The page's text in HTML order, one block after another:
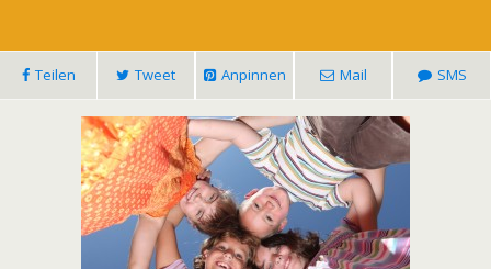
Teilen Tweet Anpinnen Mail SMS